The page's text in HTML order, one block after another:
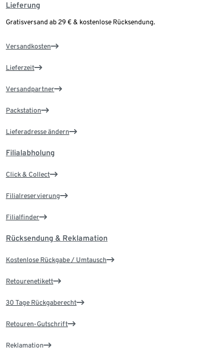
Lieferung
Gratisversand ab 29 € & kostenlose Rücksendung.
Versandkosten
Lieferzeit
Versandpartner
Packstation
Lieferadresse ändern
Filialabholung
Click & Collect
Filialreservierung
Filialfinder
Rücksendung & Reklamation
Kostenlose Rückgabe / Umtausch
Retourenetikett
30 Tage Rückgaberecht
Retouren-Gutschrift
Reklamation